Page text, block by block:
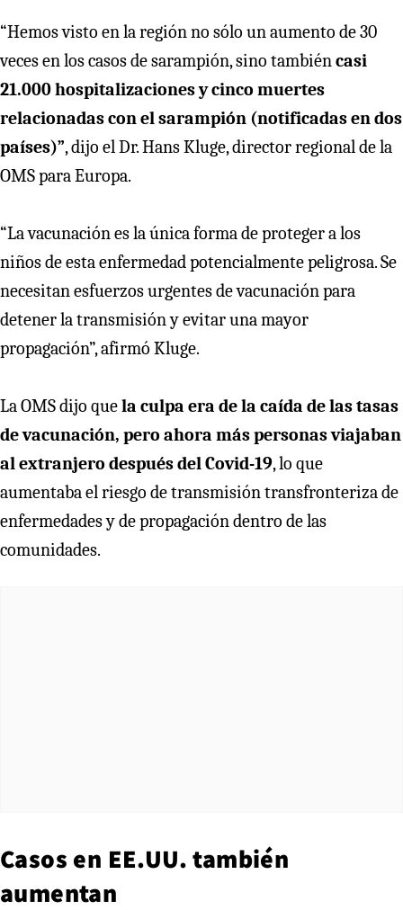
“Hemos visto en la región no sólo un aumento de 30
veces en los casos de sarampión, sino también casi
21.000 hospitalizaciones y cinco muertes
relacionadas con el sarampión (notificadas en dos
países)”, dijo el Dr. Hans Kluge, director regional de la
OMS para Europa.
“La vacunación es la única forma de proteger a los
niños de esta enfermedad potencialmente peligrosa. Se
necesitan esfuerzos urgentes de vacunación para
detener la transmisión y evitar una mayor
propagación”, afirmó Kluge.
La OMS dijo quela culpa era de la caída de las tasas
de vacunación, pero ahora más personas viajaban
al extranjero después del Covid-19, lo que
aumentaba el riesgo de transmisión transfronteriza de
enfermedades y de propagación dentro de las
comunidades.
Casos en EE.UU. también
aumentan